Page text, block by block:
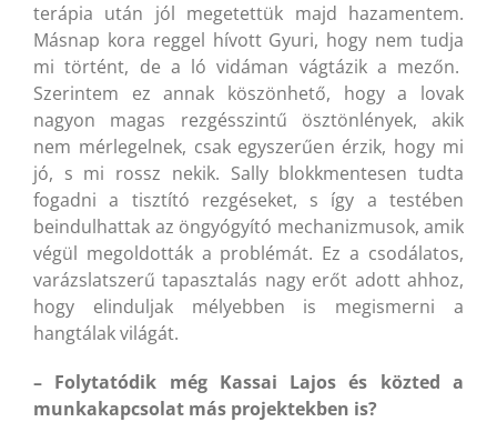
terápia után jól megetettük majd hazamentem.
Másnap kora reggel hívott Gyuri, hogy nem tudja
mi történt, de a ló vidáman vágtázik a mezőn.
Szerintem ez annak köszönhető, hogy a lovak
nagyon magas rezgésszintű ösztönlények, akik
nem mérlegelnek, csak egyszerűen érzik, hogy mi
jó, s mi rossz nekik. Sally blokkmentesen tudta
fogadni a tisztító rezgéseket, s így a testében
beindulhattak az öngyógyító mechanizmusok, amik
végül megoldották a problémát. Ez a csodálatos,
varázslatszerű tapasztalás nagy erőt adott ahhoz,
hogy elinduljak mélyebben is megismerni a
hangtálak világát.
– Folytatódik még Kassai Lajos és közted a
munkakapcsolat más projektekben is?